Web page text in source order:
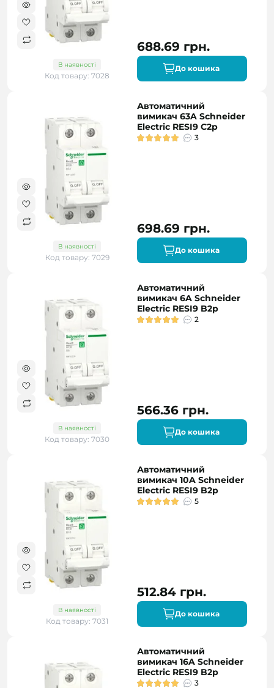
В наявності
Код товару: 7028
688.69 грн.
До кошика
В наявності
Код товару: 7029
Автоматичний
вимикач 63A Schneider
Electric RESI9 C2р
3
698.69 грн.
До кошика
В наявності
Код товару: 7030
Автоматичний
вимикач 6A Schneider
Electric RESI9 B2р
2
566.36 грн.
До кошика
В наявності
Код товару: 7031
Автоматичний
вимикач 10A Schneider
Electric RESI9 B2р
5
512.84 грн.
До кошика
Автоматичний
вимикач 16A Schneider
Electric RESI9 B2р
3